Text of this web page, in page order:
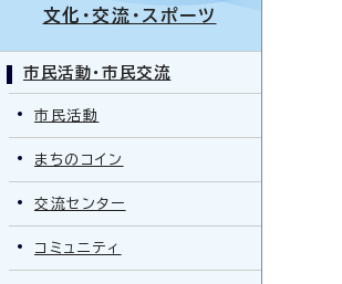
文化・交流・スポーツ
市民活動・市民交流
市民活動
まちのコイン
交流センター
コミュニティ